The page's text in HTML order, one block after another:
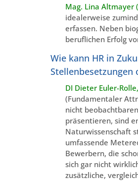
Mag. Lina Altmayer
idealerweise
erfassen. Neben
beruflichen Erfolg
Wie kann HR in
Stellenbesetzungen
DI Dieter Euler-
(Fundamentaler
nicht
präsentieren, sind
Naturwissenschaft
umfassende
Bewerbern, die
sich gar nicht
zusätzliche,